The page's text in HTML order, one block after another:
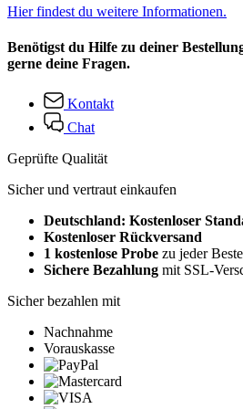
Hier findest du weitere Informationen.
Benötigst du Hilfe zu deiner
gerne deine Fragen.
Kontakt
Chat
Geprüfte Qualität
Sicher und vertraut einkaufen
Deutschland: Kostenloser
Kostenloser Rückversand
1 kostenlose Probe zu jeder
Sichere Bezahlung mit SSL-
Sicher bezahlen mit
Nachnahme
Vorauskasse